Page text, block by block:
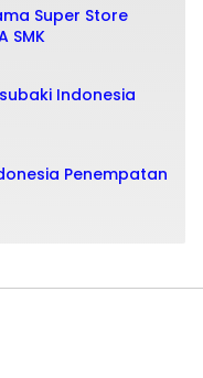
Super Store
SMK
Indonesia
Penempatan